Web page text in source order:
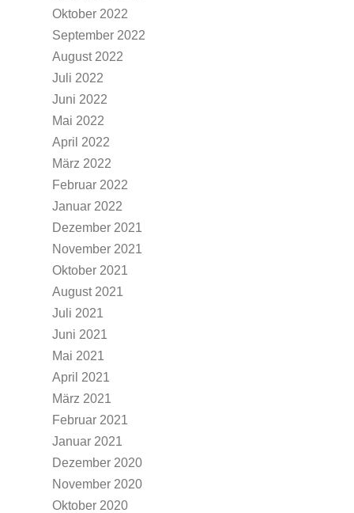
Oktober 2022
September 2022
August 2022
Juli 2022
Juni 2022
Mai 2022
April 2022
März 2022
Februar 2022
Januar 2022
Dezember 2021
November 2021
Oktober 2021
August 2021
Juli 2021
Juni 2021
Mai 2021
April 2021
März 2021
Februar 2021
Januar 2021
Dezember 2020
November 2020
Oktober 2020